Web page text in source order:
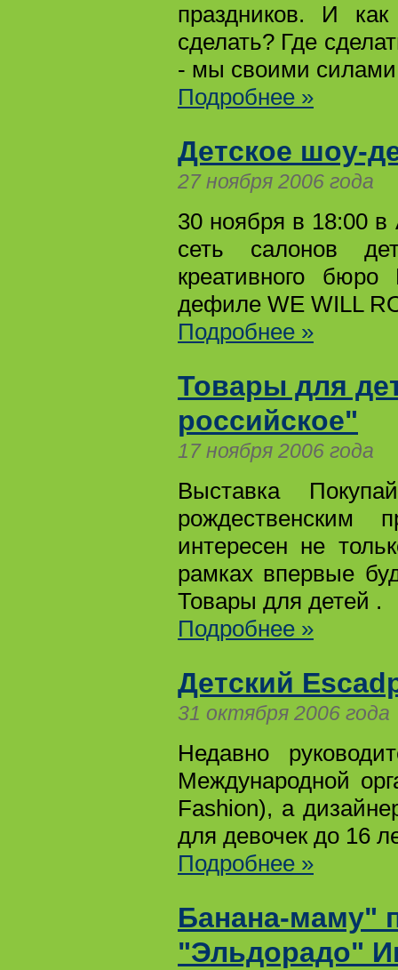
праздников. И
сделать? Где
- мы своими
Подробнее »
Детское шоу-
27 ноября 2006 года
30 ноября в 18:00
сеть салонов
креативного бюро
дефиле WE WILL
Подробнее »
Товары для
российское"
17 ноября 2006 года
Выставка
рождественским
интересен не
рамках впервые
Товары для детей .
Подробнее »
Детский
31 октября 2006 года
Недавно
Международной
Fashion), а
для девочек до 16
Подробнее »
Банана-маму"
"Эльдорадо"